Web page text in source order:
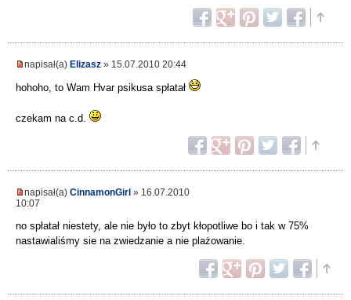
napisał(a) Elizasz » 15.07.2010 20:44
hohoho, to Wam Hvar psikusa spłatał
czekam na c.d.
napisał(a) CinnamonGirl » 16.07.2010
10:07
no spłatał niestety, ale nie było to zbyt kłopotliwe bo i tak w 75%
nastawialiśmy sie na zwiedzanie a nie plażowanie.